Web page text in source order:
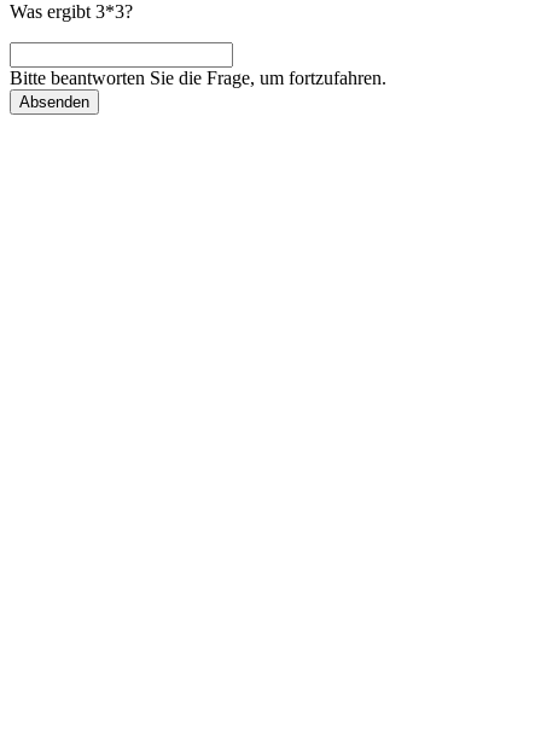
Was ergibt 3*3?
Bitte beantworten Sie die Frage, um fortzufahren.
Absenden